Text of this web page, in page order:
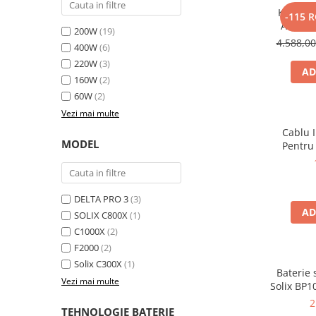
Toate panourile portabile
Frigidere Portabile
Componente Fotovoltaice
Incarcatoare solare
Incarcatoare solare MPPT
Incarcatoare solare PWM
Interfete si cabluri
Cabluri panouri fotovoltaice
Cabluri pentru echipamente
200W(19)
400W(6)
220W(3)
160W(2)
60W(2)
Vezi mai multe
MODEL
DELTA PRO 3(3)
SOLIX C800X(1)
C1000X(2)
F2000(2)
Solix C300X(1)
Vezi mai multe
TEHNOLOGIE BATERIE
-115
Kit
Anker
2000W
Cablu
Baterie
Solix